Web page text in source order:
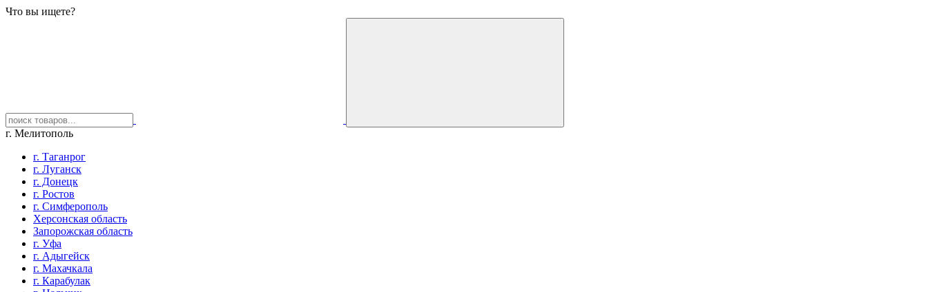
Что вы ищете?
г. Мелитополь
г. Таганрог
г. Луганск
г. Донецк
г. Ростов
г. Симферополь
Херсонская область
Запорожская область
г. Уфа
г. Адыгейск
г. Махачкала
г. Карабулак